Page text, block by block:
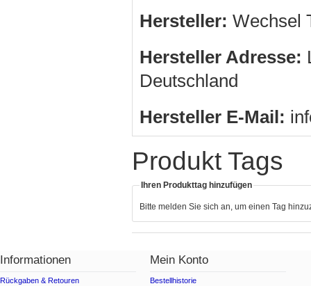
Hersteller: Wechsel
Hersteller Adresse:
Deutschland
Hersteller E-Mail:
Produkt Tags
Ihren Produkttag hinzufügen
Bitte melden Sie sich an, um einen Tag
Informationen
Rückgaben & Retouren
Mein Konto
Bestellhistorie